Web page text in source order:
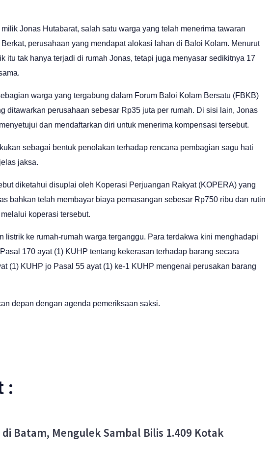
Jonas Hutabarat, salah satu warga yang telah menerima tawaran
perusahaan yang mendapat alokasi lahan di Baloi Kolam. Menurut
itu tak hanya terjadi di rumah Jonas, tetapi juga menyasar sedikitnya 17
warga yang tergabung dalam Forum Baloi Kolam Bersatu (FBKB)
ditawarkan perusahaan sebesar Rp35 juta per rumah. Di sisi lain, Jonas
dan mendaftarkan diri untuk menerima kompensasi tersebut.
sebagai bentuk penolakan terhadap rencana pembagian sagu hati
jaksa.
diketahui disuplai oleh Koperasi Perjuangan Rakyat (KOPERA) yang
bahkan telah membayar biaya pemasangan sebesar Rp750 ribu dan rutin
koperasi tersebut.
listrik ke rumah-rumah warga terganggu. Para terdakwa kini menghadapi
170 ayat (1) KUHP tentang kekerasan terhadap barang secara
(1) KUHP jo Pasal 55 ayat (1) ke-1 KUHP mengenai perusakan barang
depan dengan agenda pemeriksaan saksi.
:
Batam, Mengulek Sambal Bilis 1.409 Kotak